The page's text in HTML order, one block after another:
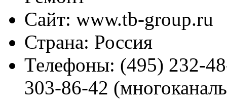
Сайт: www.tb-group.ru
Страна: Россия
Телефоны: (495) 232-
303-86-42